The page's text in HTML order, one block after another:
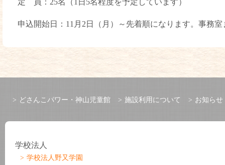
定 員：25名（1日5名程度を予定しています）
申込開始日：11月2日（月）～先着順になります。事務
どさんこパワー・神山児童館 施設利用について お知らせ
学校法人
学校法人野又学園